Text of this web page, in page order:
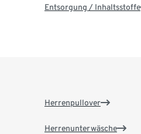
Entsorgung / Inhaltsstoffe
Herrenpullover
Herrenunterwäsche